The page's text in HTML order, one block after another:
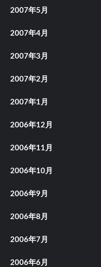
2007年5月
2007年4月
2007年3月
2007年2月
2007年1月
2006年12月
2006年11月
2006年10月
2006年9月
2006年8月
2006年7月
2006年6月